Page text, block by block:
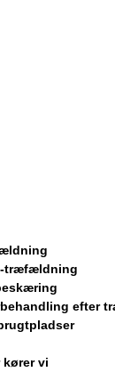
træfældning
efter
kører vi